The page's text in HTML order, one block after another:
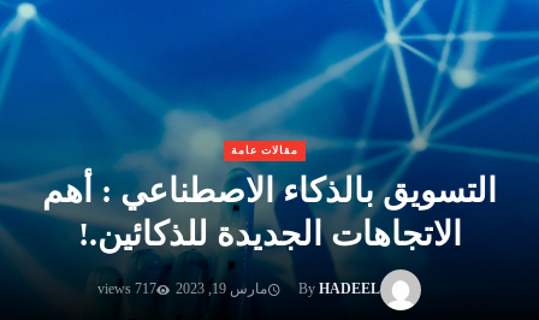
مقالات عامة
التسويق بالذكاء الاصطناعي : أهم
الاتجاهات الجديدة للذكائين.!
By HADEEL مارس 19, 2023 717 views